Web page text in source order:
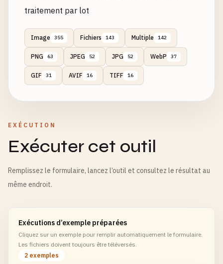
traitement par lot
Image 355 Fichiers 143 Multiple 142
PNG 63 JPEG 52 JPG 52 WebP 37
GIF 31 AVIF 16 TIFF 16
EXÉCUTION
Exécuter cet outil
Remplissez le formulaire, lancez l’outil et consultez le résultat au
même endroit.
Exécutions d’exemple préparées
Cliquez sur un exemple pour remplir automatiquement le formulaire.
Les fichiers doivent toujours être téléversés.
2 exemples